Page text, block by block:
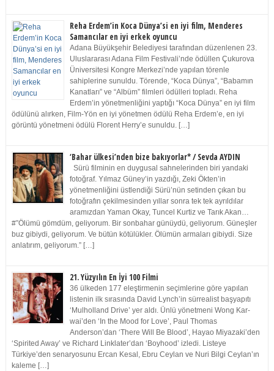
Reha Erdem’in Koca Dünya’si en iyi film, Menderes
Samancılar en iyi erkek oyuncu
Adana Büyükşehir Belediyesi tarafından düzenlenen 23.
Uluslararası Adana Film Festivali’nde ödüllen Çukurova
Üniversitesi Kongre Merkezi’nde yapılan törenle
sahiplerine sunuldu. Törende, “Koca Dünya”, “Babamın
Kanatları” ve “Albüm” filmleri ödülleri topladı. Reha
Erdem’in yönetmenliğini yaptığı “Koca Dünya” en iyi film
ödülünü alırken, Film-Yön en iyi yönetmen ödülü Reha Erdem’e, en iyi
görüntü yönetmeni ödülü Florent Herry’e sunuldu. […]
‘Bahar ülkesi’nden bize bakıyorlar* / Sevda AYDIN
Sürü filminin en duygusal sahnelerinden biri yandaki
fotoğraf. Yılmaz Güney’in yazdığı, Zeki Ökten’in
yönetmenliğini üstlendiği Sürü’nün setinden çıkan bu
fotoğrafın çekilmesinden yıllar sonra tek tek ayrıldılar
aramızdan Yaman Okay, Tuncel Kurtiz ve Tarık Akan…
#”Ölümü gömdüm, geliyorum. Bir sonbahar günüydü, geliyorum. Güneşler
buz gibiydi, geliyorum. Ve bütün kötülükler. Ölümün armaları gibiydi. Size
anlatırım, geliyorum.” […]
21. Yüzyılın En İyi 100 Filmi
36 ülkeden 177 eleştirmenin seçimlerine göre yapılan
listenin ilk sırasında David Lynch’in sürrealist başyapıtı
‘Mulholland Drive’ yer aldı. Ünlü yönetmeni Wong Kar-
wai’den ‘In the Mood for Love’, Paul Thomas
Anderson’dan ‘There Will Be Blood’, Hayao Miyazaki’den
‘Spirited Away’ ve Richard Linklater’dan ‘Boyhood’ izledi. Listeye
Türkiye’den senaryosunu Ercan Kesal, Ebru Ceylan ve Nuri Bilgi Ceylan’ın
kaleme […]